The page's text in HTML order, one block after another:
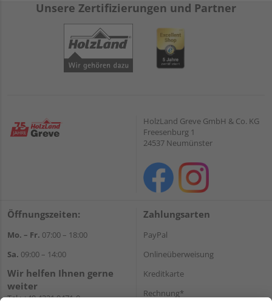
Unsere Zertifizierungen und Partner
HolzLand Greve GmbH & Co. KG
Freesenburg 1
24537 Neumünster
Öffnungszeiten:
Mo. – Fr. 07:00 – 18:00
Sa. 09:00 – 14:00
Wir helfen Ihnen gerne
weiter
Tel.:+49 4321 9471-0
Zahlungsarten
PayPal
Onlineüberweisung
Kreditkarte
Rechnung*